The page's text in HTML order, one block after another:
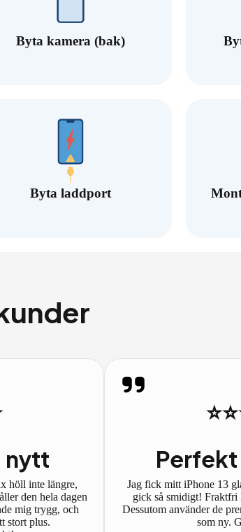
Byta kamera (bak)
Byta laddport
nytt
höll inte längre,
den hela dagen
mig trygg, och
stort plus.
Jag fick mitt iPhone 13
gick så smidigt! Fraktfri
Dessutom använder de
som ny.